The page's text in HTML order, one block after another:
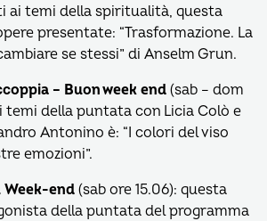
ai temi della spiritualità, questa
presentate: “Trasformazione. La
se stessi” di Anselm Grun.
– Buon week end (sab – dom
temi della puntata con Licia Colò e
Antonino è: “I colori del viso
emozioni”.
Week-end (sab ore 15.06): questa
della puntata del programma